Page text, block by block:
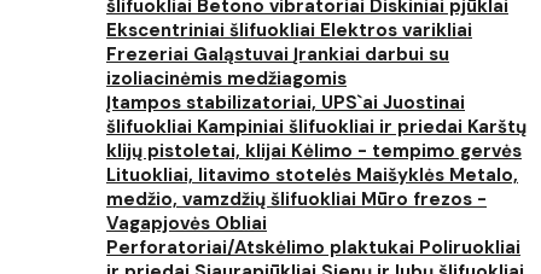
šlifuokliai Betono vibratoriai Diskiniai pjūklai
Ekscentriniai šlifuokliai Elektros varikliai
Frezeriai Galąstuvai Įrankiai darbui su
izoliacinėmis medžiagomis
Įtampos stabilizatoriai, UPS`ai Juostinai
šlifuokliai Kampiniai šlifuokliai ir priedai Karštų
klijų pistoletai, klijai Kėlimo - tempimo gervės
Lituokliai, litavimo stotelės Maišyklės Metalo,
medžio, vamzdžių šlifuokliai Mūro frezos -
Vagapjovės Obliai
Perforatoriai/Atskėlimo plaktukai Poliruokliai